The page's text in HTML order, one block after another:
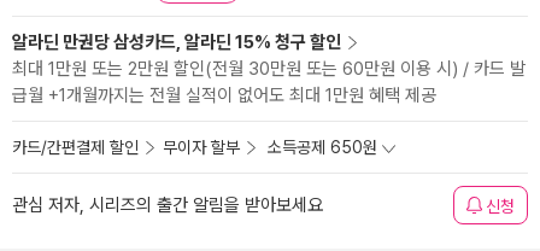
알라딘 만권당 삼성카드, 알라딘 15% 청구 할인
최대 1만원 또는 2만원 할인(전월 30만원 또는 60만원 이용 시) / 카드 발
급월 +1개월까지는 전월 실적이 없어도 최대 1만원 혜택 제공
카드/간편결제 할인 무이자 할부 소득공제 650원
관심 저자, 시리즈의 출간 알림을 받아보세요 신청